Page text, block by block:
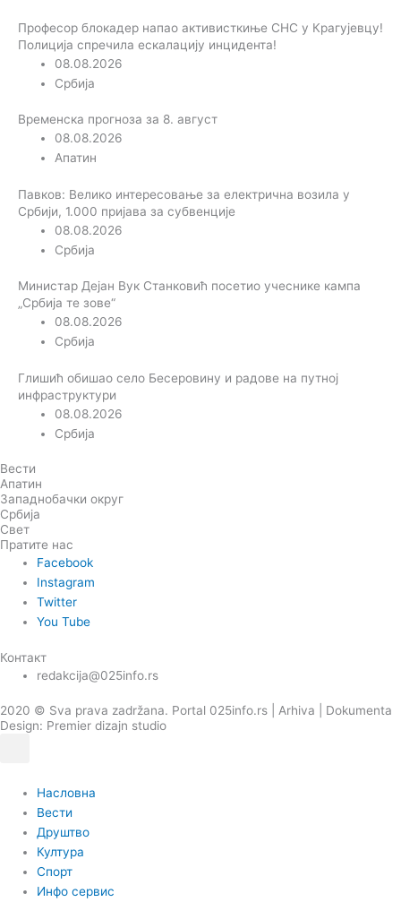
Професор блокадер напао активисткиње СНС у Крагујевцу!
Полиција спречила ескалацију инцидента!
08.08.2026
Србија
Временска прогноза за 8. август
08.08.2026
Апатин
Павков: Велико интересовање за електрична возила у
Србији, 1.000 пријава за субвенције
08.08.2026
Србија
Министар Дејан Вук Станковић посетио учеснике кампа
„Србија те зове“
08.08.2026
Србија
Глишић обишао село Бесеровину и радове на путној
инфраструктури
08.08.2026
Србија
Вести
Апатин
Западнобачки округ
Србија
Свет
Пратите нас
Facebook
Instagram
Twitter
You Tube
Контакт
redakcija@025info.rs
2020 © Sva prava zadržana. Portal 025info.rs | Arhiva
Dokumenta
Design: Premier dizajn studio
Насловна
Вести
Друштво
Култура
Спорт
Инфо сервис